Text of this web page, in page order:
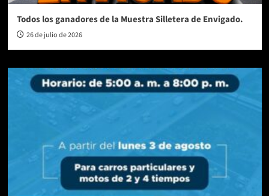
Todos los ganadores de la Muestra Silletera de Envigado.
26 de julio de 2026